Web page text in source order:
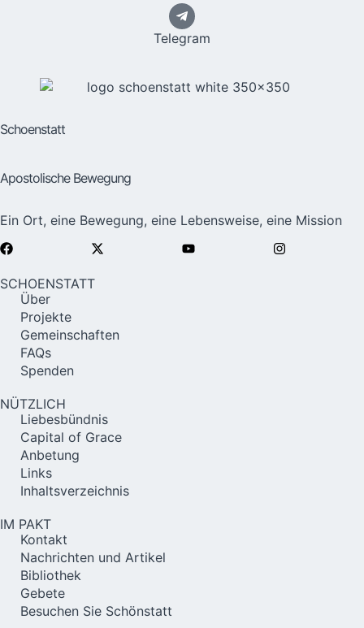
Telegram
Schoenstatt
Apostolische Bewegung
Ein Ort, eine Bewegung, eine Lebensweise, eine Mission
SCHOENSTATT
Über
Projekte
Gemeinschaften
FAQs
Spenden
NÜTZLICH
Liebesbündnis
Capital of Grace
Anbetung
Links
Inhaltsverzeichnis
IM PAKT
Kontakt
Nachrichten und Artikel
Bibliothek
Gebete
Besuchen Sie Schönstatt